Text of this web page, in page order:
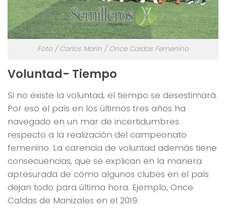
Foto / Carlos Marín / Once Caldas Femenino
Voluntad- Tiempo
Si no existe la voluntad, el tiempo se desestimará.
Por eso el país en los últimos tres años ha
navegado en un mar de incertidumbres
respecto a la realización del campeonato
femenino. La carencia de voluntad además tiene
consecuencias, que se explican en la manera
apresurada de cómo algunos clubes en el país
dejan todo para última hora. Ejemplo, Once
Caldas de Manizales en el 2019.